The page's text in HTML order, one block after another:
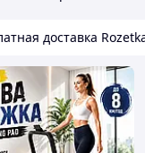
доставка